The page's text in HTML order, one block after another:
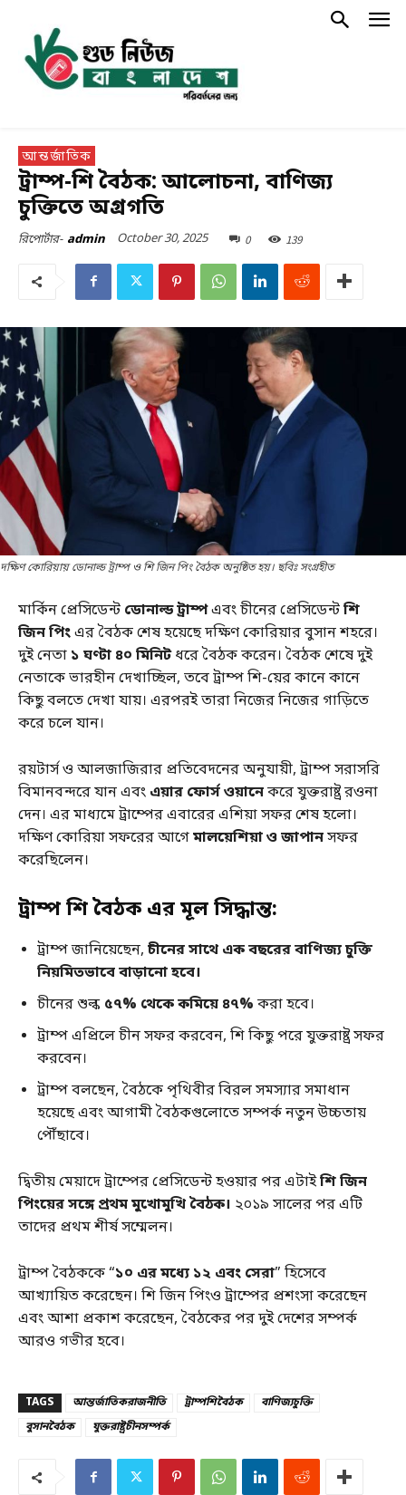
আন্তর্জাতিক
ট্রাম্প-শি বৈঠক: আলোচনা, বাণিজ্য
চুক্তিতে অগ্রগতি
রিপোর্টার- admin October 30, 2025 0 139
দক্ষিণ কোরিয়ায় ডোনাল্ড ট্রাম্প ও শি জিন পিং বৈঠক অনুষ্ঠিত হয়। ছবিঃ সংগ্রহীত
মার্কিন প্রেসিডেন্ট ডোনাল্ড ট্রাম্পএবং চীনের প্রেসিডেন্টশি
জিন পিংএর বৈঠক শেষ হয়েছে দক্ষিণ কোরিয়ার বুসান শহরে।
দুই নেতা ১ ঘণ্টা ৪০ মিনিটধরে বৈঠক করেন। বৈঠক শেষে দুই
নেতাকে ভারহীন দেখাচ্ছিল, তবে ট্রাম্প শি-য়ের কানে কানে
কিছু বলতে দেখা যায়। এরপরই তারা নিজের নিজের গাড়িতে
করে চলে যান।
রয়টার্স ও আলজাজিরার প্রতিবেদনের অনুযায়ী, ট্রাম্প সরাসরি
বিমানবন্দরে যান এবং এয়ার ফোর্স ওয়ানেকরে যুক্তরাষ্ট্র রওনা
দেন। এর মাধ্যমে ট্রাম্পের এবারের এশিয়া সফর শেষ হলো।
দক্ষিণ কোরিয়া সফরের আগেমালয়েশিয়া ও জাপানসফর
করেছিলেন।
ট্রাম্প শি বৈঠক এর মূল সিদ্ধান্ত:
ট্রাম্প জানিয়েছেন, চীনের সাথে এক বছরের বাণিজ্য চুক্তি
নিয়মিতভাবে বাড়ানো হবে।
চীনের শুল্ক ৫৭% থেকে কমিয়ে ৪৭% করা হবে।
ট্রাম্প এপ্রিলে চীন সফর করবেন, শি কিছু পরে যুক্তরাষ্ট্র সফর
করবেন।
ট্রাম্প বলছেন, বৈঠকে পৃথিবীর বিরল সমস্যার সমাধান
হয়েছে এবং আগামী বৈঠকগুলোতে সম্পর্ক নতুন উচ্চতায়
পৌঁছাবে।
দ্বিতীয় মেয়াদে ট্রাম্পের প্রেসিডেন্ট হওয়ার পর এটাইশি জিন
পিংয়ের সঙ্গে প্রথম মুখোমুখি বৈঠক। ২০১৯ সালের পর এটি
তাদের প্রথম শীর্ষ সম্মেলন।
ট্রাম্প বৈঠককে “১০ এর মধ্যে ১২ এবং সেরা” হিসেবে
আখ্যায়িত করেছেন। শি জিন পিংও ট্রাম্পের প্রশংসা করেছেন
এবং আশা প্রকাশ করেছেন, বৈঠকের পর দুই দেশের সম্পর্ক
আরও গভীর হবে।
TAGS আন্তর্জাতিকরাজনীতি ট্রাম্পশিবৈঠক
বাণিজ্যচুক্তি
বুসানবৈঠক
যুক্তরাষ্ট্রচীনসম্পর্ক